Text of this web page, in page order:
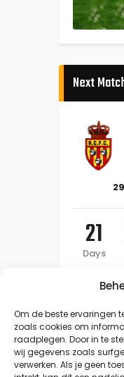
Om de beste ervaringen
zoals cookies om
raadplegen. Door in te
wij gegevens zoals
verwerken. Als je geen
Next
21
Days